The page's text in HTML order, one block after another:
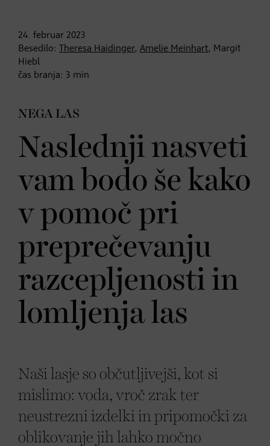
24. februar 2023
Besedilo:
Theresa Haidinger, Amelie Meinhart, Margit
Hiebl
čas branja: 3 min
NEGA LAS
Naslednji nasveti
vam bodo še kako
v pomoč pri
preprečevanju
razcepljenosti in
lomljenja las
Naši lasje so občutljivejši, kot si
mislimo: voda, vroč zrak ter
neustrezni izdelki in pripomočki za
oblikovanje jih lahko močno